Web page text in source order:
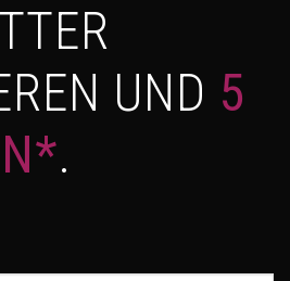
UND 5
.